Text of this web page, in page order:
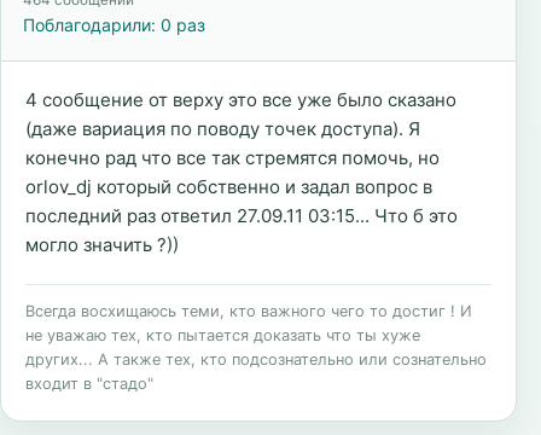
Поблагодарили: 0 раз
4 сообщение от верху это все уже было сказано
(даже вариация по поводу точек доступа). Я
конечно рад что все так стремятся помочь, но
orlov_dj который собственно и задал вопрос в
последний раз ответил 27.09.11 03:15... Что б это
могло значить ?))
Всегда восхищаюсь теми, кто важного чего то достиг ! И
не уважаю тех, кто пытается доказать что ты хуже
других... А также тех, кто подсознательно или сознательно
входит в "стадо"